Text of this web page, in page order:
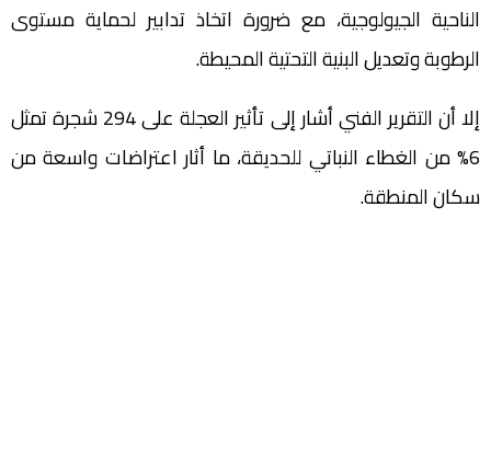
الناحية الجيولوجية، مع ضرورة اتخاذ تدابير لحماية مستوى
الرطوبة وتعديل البنية التحتية المحيطة.
إلا أن التقرير الفني أشار إلى تأثير العجلة على 294 شجرة تمثل
6% من الغطاء النباتي للحديقة، ما أثار اعتراضات واسعة من
سكان المنطقة.